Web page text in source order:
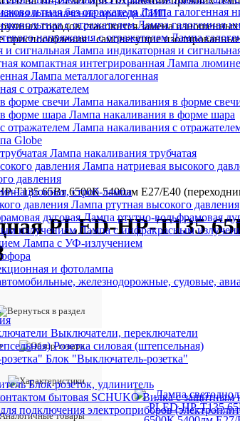
Лампа галогенная
Лампа галогенная
Лампа
Лампа индикаторная и
Лампа
Лампа металлогалогенная
с отражателем
Лампа накаливания в форме
Лампа накаливания в форме шара
Лампа накаливания с
Globe
Лампа накаливания трубчатая
Лампа натриевая высокого
давления
строб-лампа
Лампа ртутная высокого давления
Лампа ртутно-вольфрамовая
Лампа с инфракрасным
Лампа с УФ-излучением
и фотолампа
железнодорожные, судовые,
Выключатели, переключатели
Розетка силовая (штепсельная)
Блок "Выключатель-розетка"
Блок розеток, удлинитель
Вилка с защитным
и назначение провода СИП
городов становится замена
приспособления - самонесущие
T135 65Вт 6500К 5400лм E27/E40
PLED-HP-T135